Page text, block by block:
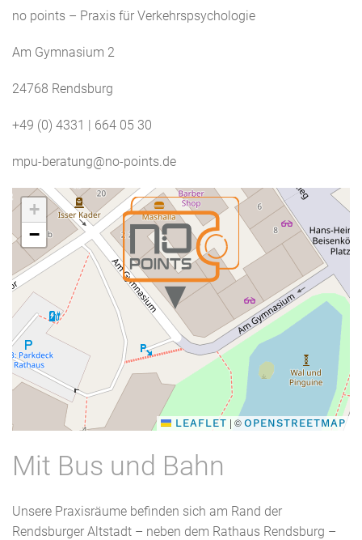
no points – Praxis für Verkehrspsychologie
Am Gymnasium 2
24768 Rendsburg
+49 (0) 4331 | 664 05 30
mpu-beratung@no-points.de
+
−
LEAFLET | © OPENSTREETMAP
Mit Bus und Bahn
Unsere Praxisräume befinden sich am Rand der
Rendsburger Altstadt – neben dem Rathaus Rendsburg –